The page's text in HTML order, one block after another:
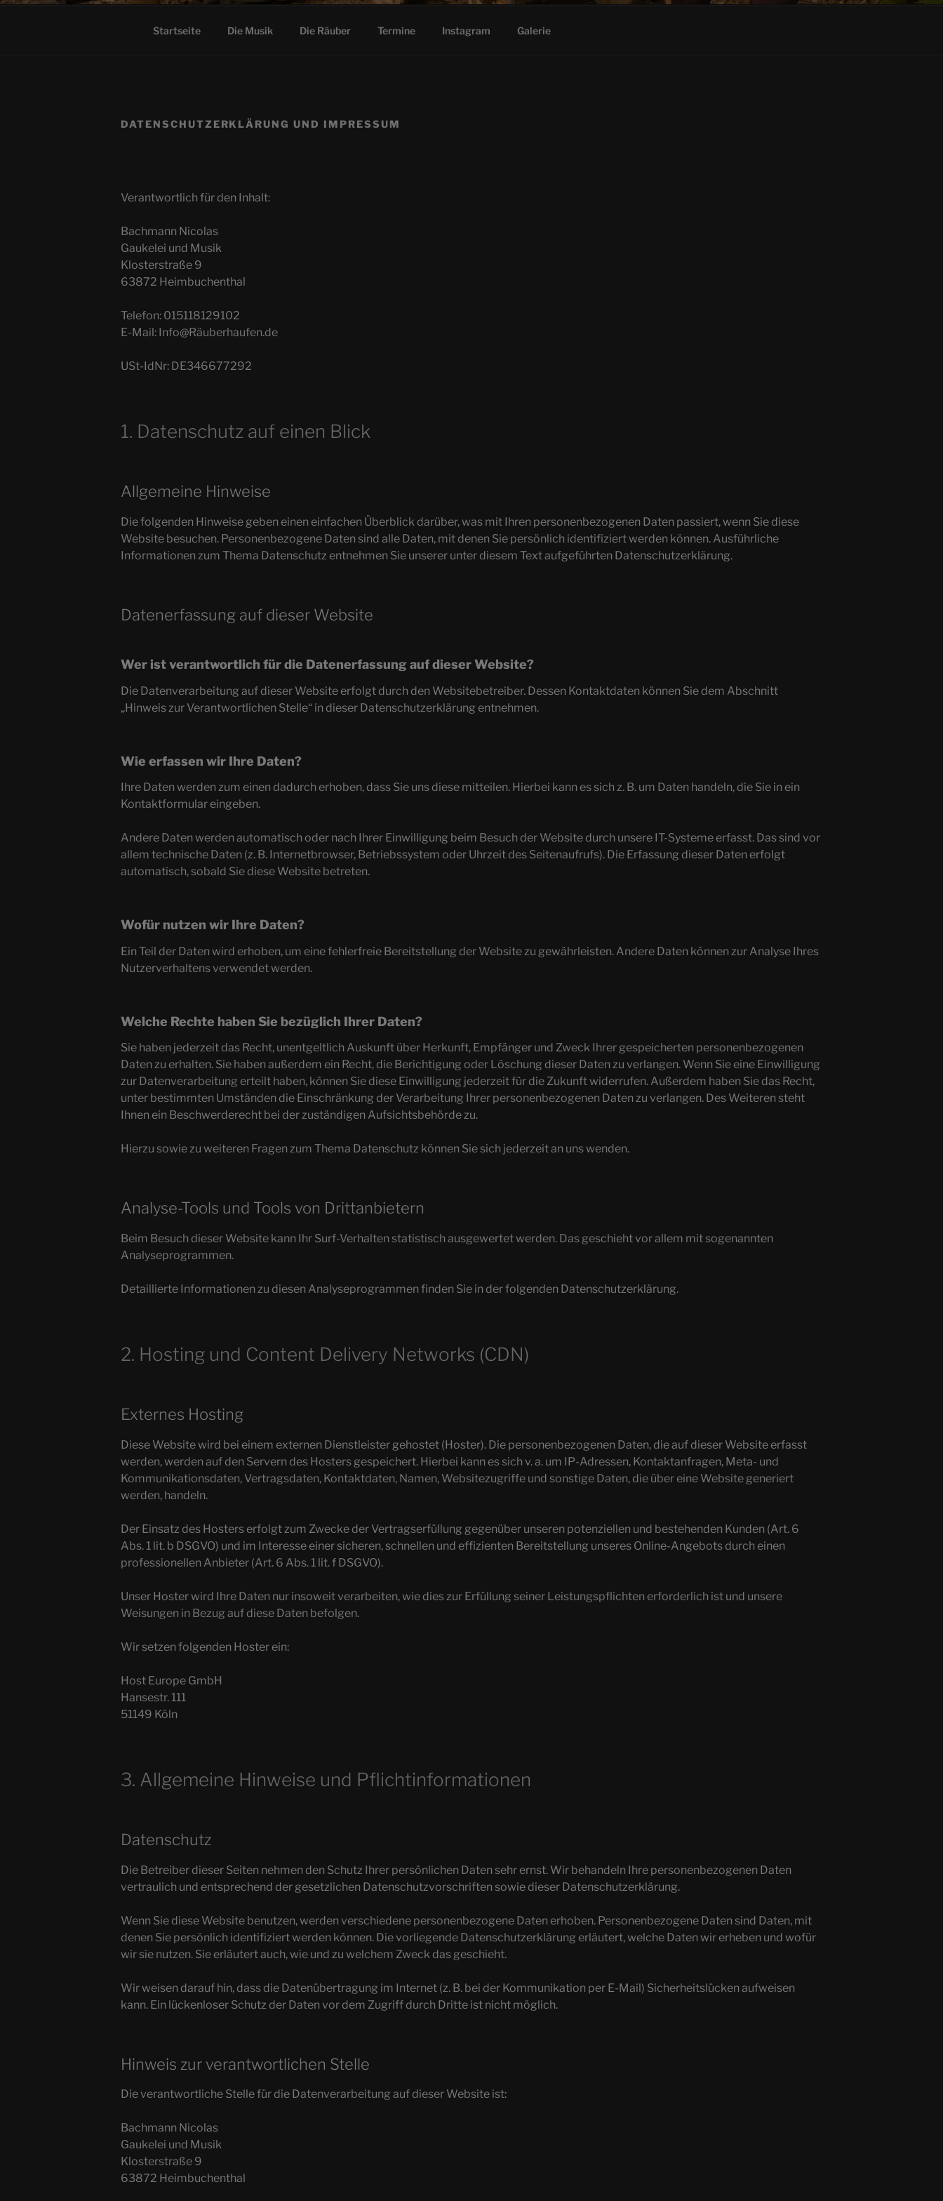
Startseite Die Musik Die Räuber Termine Instagram Galerie
DATENSCHUTZ­ERKLÄRUNG UND IMPRESSUM
Verantwortlich für den Inhalt:
Bachmann Nicolas
Gaukelei und Musik
Klosterstraße 9
63872 Heimbuchenthal
Telefon: 015118129102
E-Mail: Info@Räuberhaufen.de
USt-IdNr: DE346677292
1. Datenschutz auf einen Blick
Allgemeine Hinweise
Die folgenden Hinweise geben einen einfachen Überblick darüber, was mit Ihren personenbezogenen Daten passiert, wenn Sie diese
Website besuchen. Personenbezogene Daten sind alle Daten, mit denen Sie persönlich identifiziert werden können. Ausführliche
Informationen zum Thema Datenschutz entnehmen Sie unserer unter diesem Text aufgeführten Datenschutzerklärung.
Datenerfassung auf dieser Website
Wer ist verantwortlich für die Datenerfassung auf dieser Website?
Die Datenverarbeitung auf dieser Website erfolgt durch den Websitebetreiber. Dessen Kontaktdaten können Sie dem Abschnitt
„Hinweis zur Verantwortlichen Stelle“ in dieser Datenschutzerklärung entnehmen.
Wie erfassen wir Ihre Daten?
Ihre Daten werden zum einen dadurch erhoben, dass Sie uns diese mitteilen. Hierbei kann es sich z. B. um Daten handeln, die Sie in ein
Kontaktformular eingeben.
Andere Daten werden automatisch oder nach Ihrer Einwilligung beim Besuch der Website durch unsere IT-Systeme erfasst. Das sind vor
allem technische Daten (z. B. Internetbrowser, Betriebssystem oder Uhrzeit des Seitenaufrufs). Die Erfassung dieser Daten erfolgt
automatisch, sobald Sie diese Website betreten.
Wofür nutzen wir Ihre Daten?
Ein Teil der Daten wird erhoben, um eine fehlerfreie Bereitstellung der Website zu gewährleisten. Andere Daten können zur Analyse Ihres
Nutzerverhaltens verwendet werden.
Welche Rechte haben Sie bezüglich Ihrer Daten?
Sie haben jederzeit das Recht, unentgeltlich Auskunft über Herkunft, Empfänger und Zweck Ihrer gespeicherten personenbezogenen
Daten zu erhalten. Sie haben außerdem ein Recht, die Berichtigung oder Löschung dieser Daten zu verlangen. Wenn Sie eine Einwilligung
zur Datenverarbeitung erteilt haben, können Sie diese Einwilligung jederzeit für die Zukunft widerrufen. Außerdem haben Sie das Recht,
unter bestimmten Umständen die Einschränkung der Verarbeitung Ihrer personenbezogenen Daten zu verlangen. Des Weiteren steht
Ihnen ein Beschwerderecht bei der zuständigen Aufsichtsbehörde zu.
Hierzu sowie zu weiteren Fragen zum Thema Datenschutz können Sie sich jederzeit an uns wenden.
Analyse-Tools und Tools von Dritt­anbietern
Beim Besuch dieser Website kann Ihr Surf-Verhalten statistisch ausgewertet werden. Das geschieht vor allem mit sogenannten
Analyseprogrammen.
Detaillierte Informationen zu diesen Analyseprogrammen finden Sie in der folgenden Datenschutzerklärung.
2. Hosting und Content Delivery Networks (CDN)
Externes Hosting
Diese Website wird bei einem externen Dienstleister gehostet (Hoster). Die personenbezogenen Daten, die auf dieser Website erfasst
werden, werden auf den Servern des Hosters gespeichert. Hierbei kann es sich v. a. um IP-Adressen, Kontaktanfragen, Meta- und
Kommunikationsdaten, Vertragsdaten, Kontaktdaten, Namen, Websitezugriffe und sonstige Daten, die über eine Website generiert
werden, handeln.
Der Einsatz des Hosters erfolgt zum Zwecke der Vertragserfüllung gegenüber unseren potenziellen und bestehenden Kunden (Art. 6
Abs. 1 lit. b DSGVO) und im Interesse einer sicheren, schnellen und effizienten Bereitstellung unseres Online-Angebots durch einen
professionellen Anbieter (Art. 6 Abs. 1 lit. f DSGVO).
Unser Hoster wird Ihre Daten nur insoweit verarbeiten, wie dies zur Erfüllung seiner Leistungspflichten erforderlich ist und unsere
Weisungen in Bezug auf diese Daten befolgen.
Wir setzen folgenden Hoster ein:
Host Europe GmbH
Hansestr. 111
51149 Köln
3. Allgemeine Hinweise und Pflicht­informationen
Datenschutz
Die Betreiber dieser Seiten nehmen den Schutz Ihrer persönlichen Daten sehr ernst. Wir behandeln Ihre personenbezogenen Daten
vertraulich und entsprechend der gesetzlichen Datenschutzvorschriften sowie dieser Datenschutzerklärung.
Wenn Sie diese Website benutzen, werden verschiedene personenbezogene Daten erhoben. Personenbezogene Daten sind Daten, mit
denen Sie persönlich identifiziert werden können. Die vorliegende Datenschutzerklärung erläutert, welche Daten wir erheben und wofür
wir sie nutzen. Sie erläutert auch, wie und zu welchem Zweck das geschieht.
Wir weisen darauf hin, dass die Datenübertragung im Internet (z. B. bei der Kommunikation per E-Mail) Sicherheitslücken aufweisen
kann. Ein lückenloser Schutz der Daten vor dem Zugriff durch Dritte ist nicht möglich.
Hinweis zur verantwortlichen Stelle
Die verantwortliche Stelle für die Datenverarbeitung auf dieser Website ist:
Bachmann Nicolas
Gaukelei und Musik
Klosterstraße 9
63872 Heimbuchenthal